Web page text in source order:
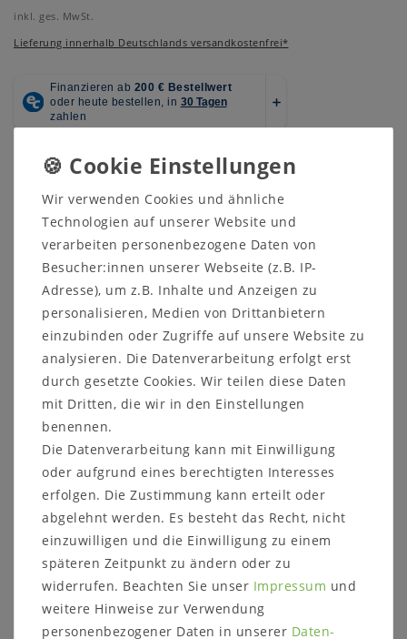
inkl. ges. MwSt.
Lieferung innerhalb Deutschlands versandkostenfrei*
Menge:
In den Warenkorb
Sicher
einkaufen
Schneller
05321 68599-0
Beschreibung
Pflegemittel/Zubehör
Prospekte
Wir verwenden Cookies und ähnliche
Technologien auf unserer Website und
verarbeiten personenbezogene Daten von
Besucher:innen unserer Webseite (z.B. IP-
Adresse), um z.B. Inhalte und Anzeigen zu
personalisieren, Medien von Drittanbietern
einzubinden oder Zugriffe auf unsere Website zu
analysieren. Die Datenverarbeitung erfolgt erst
durch gesetzte Cookies. Wir teilen diese Daten
mit Dritten, die wir in den Einstellungen
benennen.
Die Datenverarbeitung kann mit Einwilligung
oder aufgrund eines berechtigten Interesses
erfolgen. Die Zustimmung kann erteilt oder
abgelehnt werden. Es besteht das Recht, nicht
einzuwilligen und die Einwilligung zu einem
späteren Zeitpunkt zu ändern oder zu
widerrufen. Beachten Sie unser Impressum und
weitere Hinweise zur Verwendung
personenbezogener Daten in unserer Daten­